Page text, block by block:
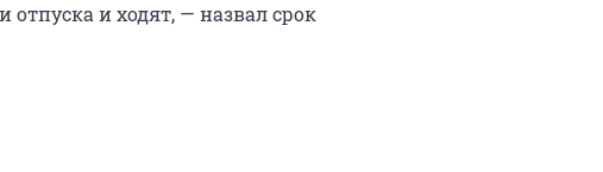
и ходят, — назвал срок